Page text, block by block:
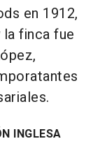
en 1912,
finca fue
INGLESA